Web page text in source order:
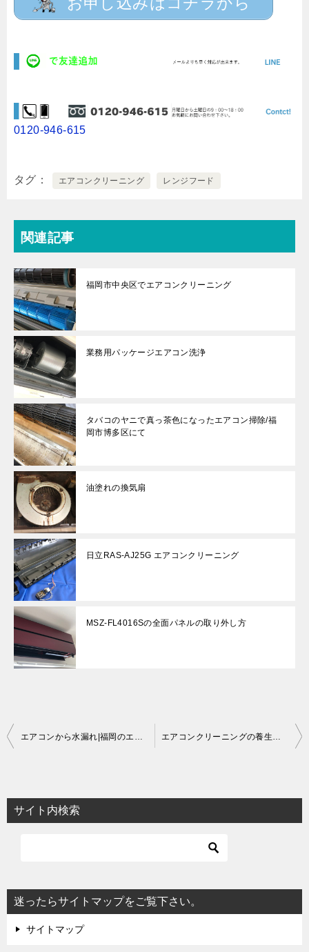
0120-946-615
タグ エアコンクリーニング レンジフード
関連記事
福岡市中央区でエアコンクリーニング
業務用パッケージエアコン洗浄
タバコのヤニで真っ茶色になったエアコン掃除/福
岡市博多区にて
油塗れの換気扇
日立RAS-AJ25G エアコンクリーニング
MSZ-FL4016Sの全面パネルの取り外し方
投
ビ
ゲ
ョ
ン
エアコンから水漏れ|福岡のエアコンクリーニング|エーシーサーブ エアコンクリーニングの養生やり方
サイト内検索
迷ったらサイトマップをご覧下さい。
サイトマップ